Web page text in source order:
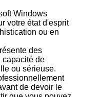
Windows
votre état d'esprit
ou en
des
capacité de
ou sérieuse.
de devoir le